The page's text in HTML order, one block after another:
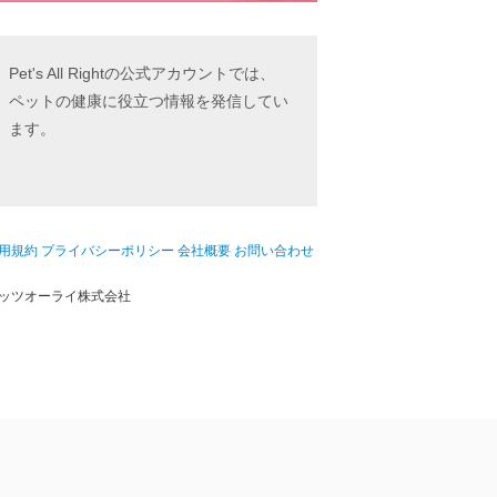
Pet's All Rightの公式アカウントでは、
ペットの健康に役立つ情報を発信してい
ます。
規約 プライバシーポリシー 会社概要 お問い合わせ
ツオーライ株式会社